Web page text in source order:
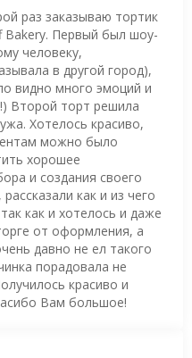
раз заказываю тортик
Bakery. Первый был шоу-
человеку,
в другой город),
видно много эмоций и
Второй торт решила
Хотелось красиво,
можно было
хорошее
и создания своего
как и из чего
как и хотелось и даже
от оформления, а
давно не ел такого
порадовала не
красиво и
Вам большое!